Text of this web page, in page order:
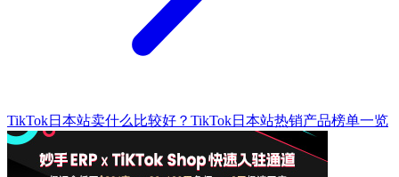
TikTok日本站卖什么比较好？TikTok日本站热销产品榜单一览